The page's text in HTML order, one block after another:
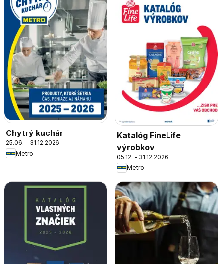
Chytrý kuchár
25.06. - 31.12.2026
Metro
Katalóg FineLife
výrobkov
05.12. - 31.12.2026
Metro